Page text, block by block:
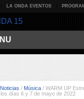
LA ONDA EVENTOS
Noticias / Música / WARM UP
días 6 y 7 de mayo de 2022